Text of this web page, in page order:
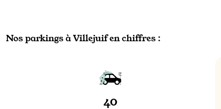
Nos parkings à Villejuif en chiffres :
40